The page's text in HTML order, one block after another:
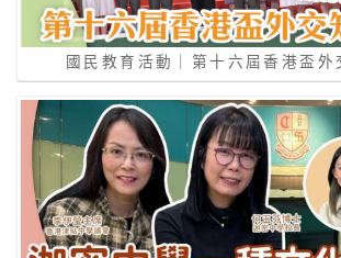
國民教育活動｜第十六屆香港盃外